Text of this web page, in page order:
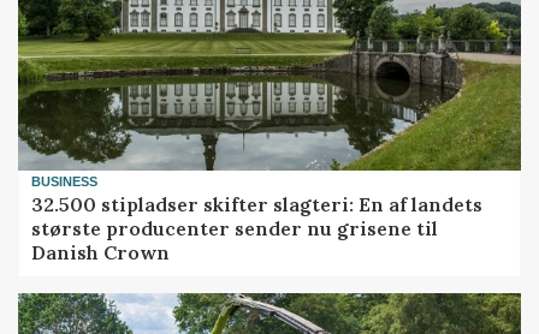
BUSINESS
32.500 stipladser skifter slagteri: En af landets
største producenter sender nu grisene til
Danish Crown